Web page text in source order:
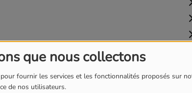
que nous collectons
fournir les services et les fonctionnalités proposés sur
de nos utilisateurs.